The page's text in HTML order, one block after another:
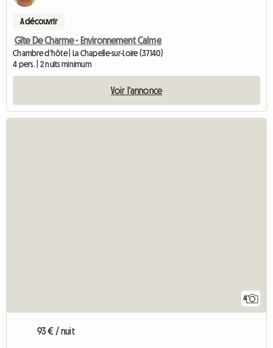
A découvrir
Gîte De Charme - Environnement Calme
Chambre d'hôte | La Chapelle-sur-Loire (37140)
4 pers. | 2 nuits minimum
Voir l'annonce
4
93 € / nuit